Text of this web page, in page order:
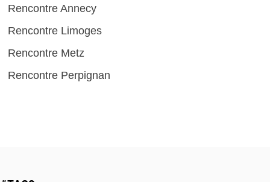
Rencontre Annecy
Rencontre Limoges
Rencontre Metz
Rencontre Perpignan